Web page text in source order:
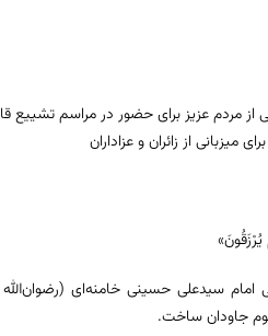
مردم عزیز برای حضور در مراسم
میزبانی از زائران و عزاداران
سیدعلی حسینی خامنه‌ای
بوم جاودان ساخت.